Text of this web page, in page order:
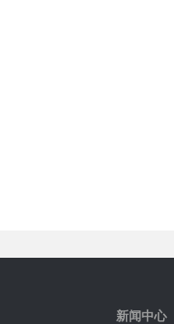
新闻中心